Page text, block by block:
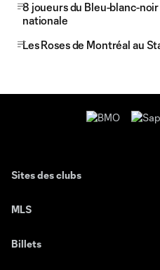
8 joueurs du Bleu-blanc-
nationale
Les Roses de Montréal au
Sites des clubs
MLS
Billets